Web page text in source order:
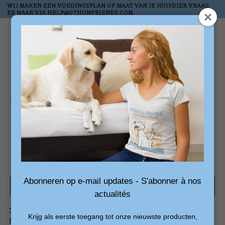
WIJ MAKEN EEN VOEDINGSPLAN OP MAAT VAN JE HUISDIER,VRAAG
ER NAAR VIA HELP@OTHONFRIENDS.COM
Verlanglijst
Home / Tags paardensnacks
Producten getagd met
paardensnacks
Filters weergeven
2
producten
op
producten
Abonneren op e-mail updates - S'abonner à nos
actualités
Krijg als eerste toegang tot onze nieuwste producten,